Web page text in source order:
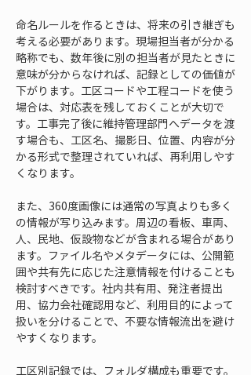
命名ルールを作るときは、将来の引き継ぎも
考える必要があります。現場担当者が分かる
略称でも、数年後に別の担当者が見たときに
意味が分からなければ、記録としての価値が
下がります。工区コードや工程コードを使う
場合は、対応表を残しておくことが大切で
す。工事完了後に維持管理部門へデータを渡
す場合も、工区名、撮影日、位置、内容が分
かる形式で整理されていれば、再利用しやす
くなります。
また、360度画像には通常の写真よりも多く
の情報が写り込みます。周辺の看板、車両、
人、民地、仮設物などが含まれる場合があり
ます。ファイル名やメタデータには、公開範
囲や共有先に応じた注意情報を付けることも
検討すべきです。社内共有用、発注者提出
用、協力会社確認用など、利用目的によって
扱いを分けることで、不要な情報流出を避け
やすくなります。
工区別記録では、フォルダ構成も重要です。